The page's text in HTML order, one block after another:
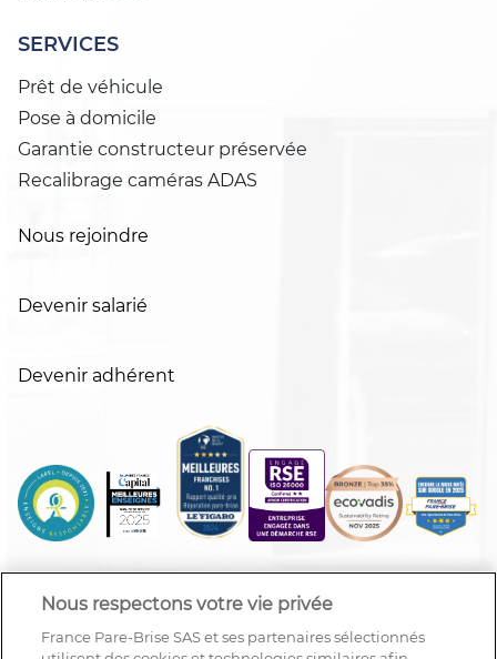
SERVICES
Prêt de véhicule
Pose à domicile
Garantie constructeur préservée
Recalibrage caméras ADAS
Nous rejoindre
Devenir salarié
Devenir adhérent
Nous respectons votre vie privée
France Pare-Brise SAS et ses partenaires sélectionnés